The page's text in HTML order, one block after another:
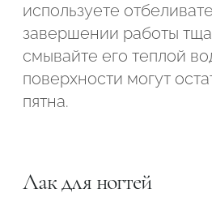
используете
завершении работы
смывайте его теплой
поверхности могут
пятна.
Лак для ногтей